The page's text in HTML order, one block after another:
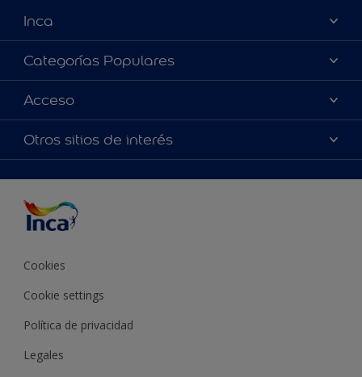
Inca
Acerca de Inca
Contactanos
Encontrá un distribuidor Inca
Categorías Populares
Colores
Productos
Inspiración
Acceso
Accesibilidad
Precisión del color
Otros sitios de interés
Cookies
Cookie settings
Política de privacidad
Legales